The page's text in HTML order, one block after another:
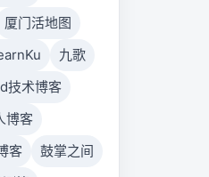
厦门活地图
九歌
技术博客
博客
客
鼓掌之间